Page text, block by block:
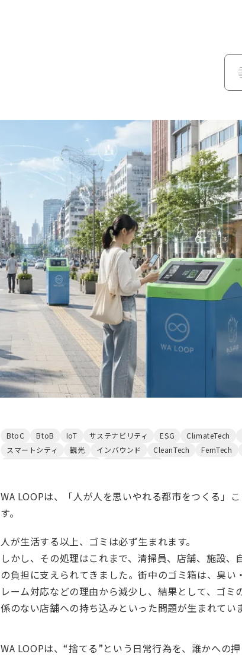
BtoC BtoB IoT サステナビリティ ESG ClimateTech
スマートシティ
観光 インバウンド CleanTech FemTech
WA LOOPは、「人が人を思いやれる都市をつくる」
す。
人が生活する以上、ゴミは必ず生まれます。
しかし、その処理はこれまで、清掃員、店舗、施設
の負担に支えられてきました。街中のゴミ箱は、臭い
レーム対応などの理由から減少し、結果として、ゴミ
係のない店舗への持ち込みといった問題が生まれてい
WA LOOPは、“捨てる”という日常行為を、誰かへの